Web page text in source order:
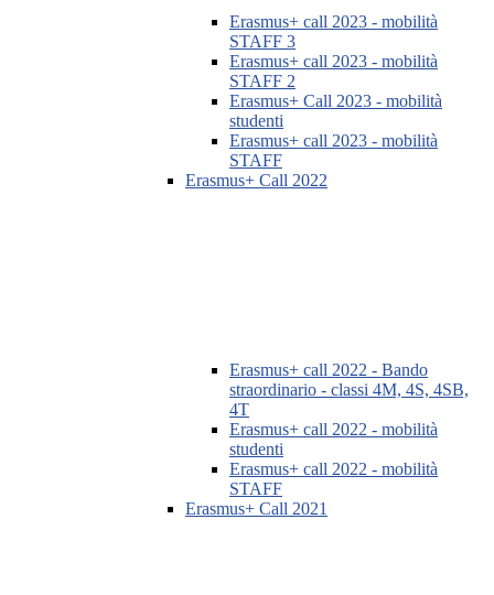
Erasmus+ call 2023 - mobilità
STAFF 3
Erasmus+ call 2023 - mobilità
STAFF 2
Erasmus+ Call 2023 - mobilità
studenti
Erasmus+ call 2023 - mobilità
STAFF
Erasmus+ Call 2022
Erasmus+ call 2022 - Bando
straordinario - classi 4M, 4S, 4SB,
4T
Erasmus+ call 2022 - mobilità
studenti
Erasmus+ call 2022 - mobilità
STAFF
Erasmus+ Call 2021